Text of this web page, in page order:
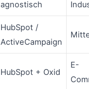
agnostisch
HubSpot /
ActiveCampaign
HubSpot + Oxid
E-